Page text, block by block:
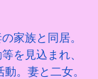
家族と同居。
を見込まれ、
。妻と二女。